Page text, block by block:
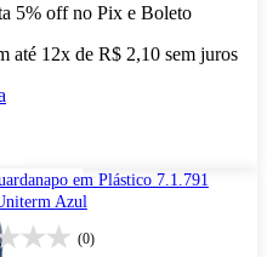
5% off no Pix e Boleto
até 12x de R$ 2,10 sem juros
em Plástico 7.1.791
Azul
(0)